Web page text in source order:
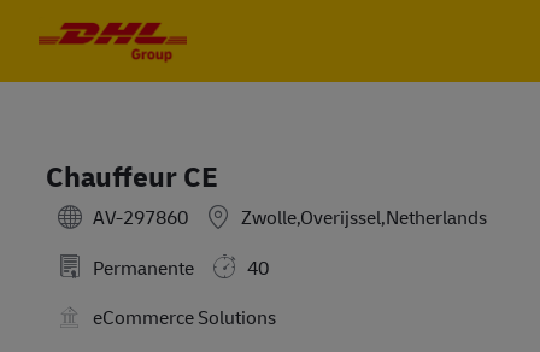
Chauffeur CE
AV-297860
Zwolle,Overijssel,Netherlands
Permanente
40
eCommerce Solutions